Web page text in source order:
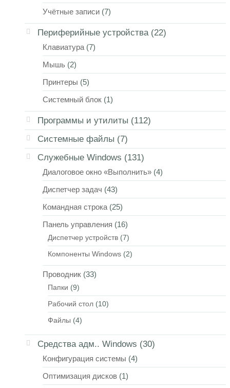
Учётные записи (7)
Периферийные устройства (22)
Клавиатура (7)
Мышь (2)
Принтеры (5)
Системный блок (1)
Программы и утилиты (112)
Системные файлы (7)
Служебные Windows (131)
Диалоговое окно «Выполнить» (4)
Диспетчер задач (43)
Командная строка (25)
Панель управления (16)
Диспетчер устройств (7)
Компоненты Windows (2)
Проводник (33)
Папки (9)
Рабочий стол (10)
Файлы (4)
Средства адм.. Windows (30)
Конфигурация системы (4)
Оптимизация дисков (1)